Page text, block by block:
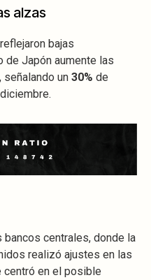
alzas
bajas
de Japón aumente las
un 30% de
bancos centrales, donde la
realizó ajustes en las
centró en el posible